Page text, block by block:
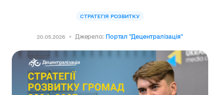
СТРАТЕГІЯ РОЗВИТКУ
20.05.2026 Джерело: Портал "Децентралізація"